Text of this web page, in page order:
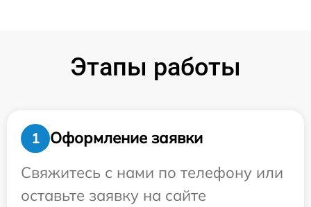
Этапы работы
1
Оформление заявки
Свяжитесь с нами по телефону или
оставьте заявку на сайте